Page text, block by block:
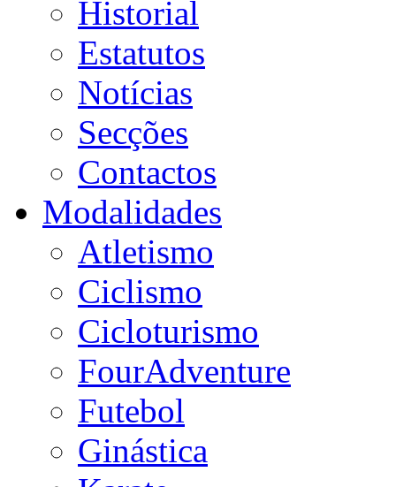
Historial
Estatutos
Notícias
Secções
Contactos
Modalidades
Atletismo
Ciclismo
Cicloturismo
FourAdventure
Futebol
Ginástica